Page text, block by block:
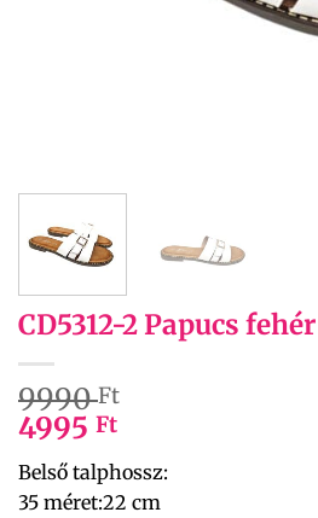
CD5312-2 Papucs fehér
9990Ft
4995 Ft
Belső talphossz:
35 méret:22 cm